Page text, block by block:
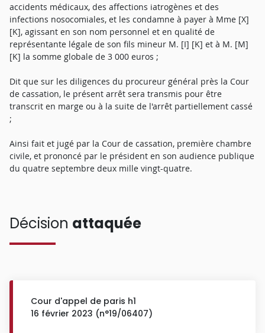
accidents médicaux, des affections iatrogènes et des
infections nosocomiales, et les condamne à payer à Mme [X]
[K], agissant en son nom personnel et en qualité de
représentante légale de son fils mineur M. [I] [K] et à M. [M]
[K] la somme globale de 3 000 euros ;
Dit que sur les diligences du procureur général près la Cour
de cassation, le présent arrêt sera transmis pour être
transcrit en marge ou à la suite de l'arrêt partiellement cassé
;
Ainsi fait et jugé par la Cour de cassation, première chambre
civile, et prononcé par le président en son audience publique
du quatre septembre deux mille vingt-quatre.
Décision attaquée
Cour d'appel de paris h1
16 février 2023 (n°19/06407)